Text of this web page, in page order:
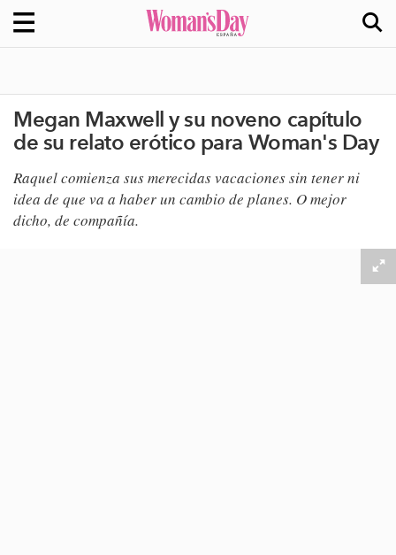
Megan Maxwell y su noveno capítulo
de su relato erótico para Woman's Day
Raquel comienza sus merecidas vacaciones sin tener ni
idea de que va a haber un cambio de planes. O mejor
dicho, de compañía.​